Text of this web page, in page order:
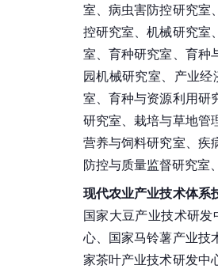
室、病虫害防控研究室
控研究室、机械研究室
室、育种研究室、育种
园机械研究室、产业
室、育种与资源利用研
研究室、栽培与草地管
营养与饲料研究室、疾
防控与质量监督研究室
现代农业产业技术体系
国家大豆产业技术研发
心、国家马铃薯产业技
家茶叶产业技术研发中